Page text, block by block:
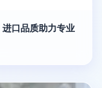
口品质助力专业